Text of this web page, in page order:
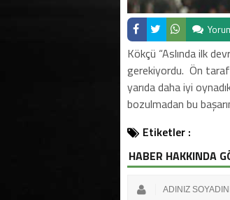
Kökçü “Aslında ilk
gerekiyordu. Ön
yarıda daha iyi
bozulmadan bu
Etiketler :
HABER HAKKINDA